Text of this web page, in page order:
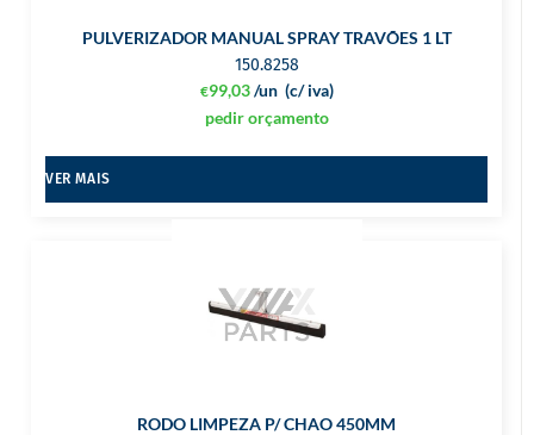
PULVERIZADOR MANUAL SPRAY TRAVÕES 1 LT
150.8258
€99,03 (c/ iva)
/un
pedir orçamento
VER MAIS
RODO LIMPEZA P/ CHAO 450MM